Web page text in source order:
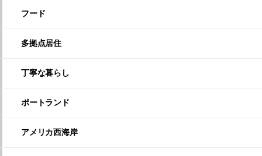
フード
多拠点居住
丁寧な暮らし
ポートランド
アメリカ西海岸